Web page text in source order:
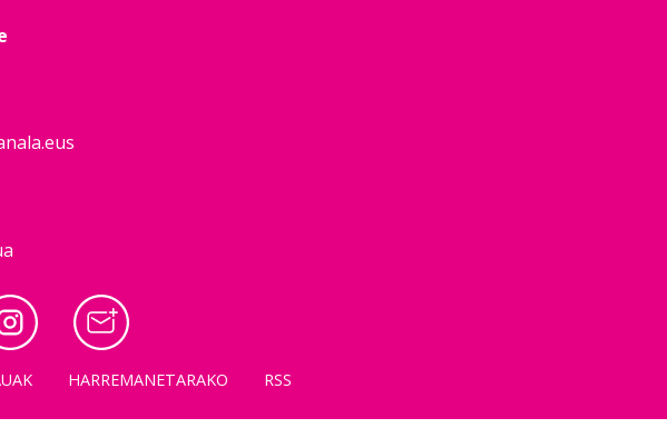
HARREMANETARAKO RSS